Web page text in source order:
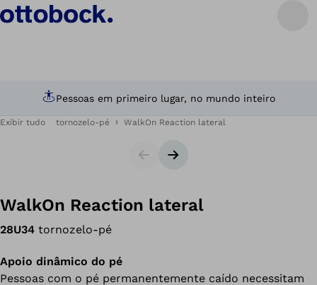
Consultoria personalizada com especialistas
Exibir tudo tornozelo-pé WalkOn Reaction lateral
SliderPróximo slide
WalkOn Reaction lateral
28U34 tornozelo-pé
Apoio dinâmico do pé
Pessoas com o pé permanentemente caído necessitam